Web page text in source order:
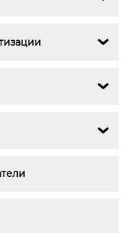


